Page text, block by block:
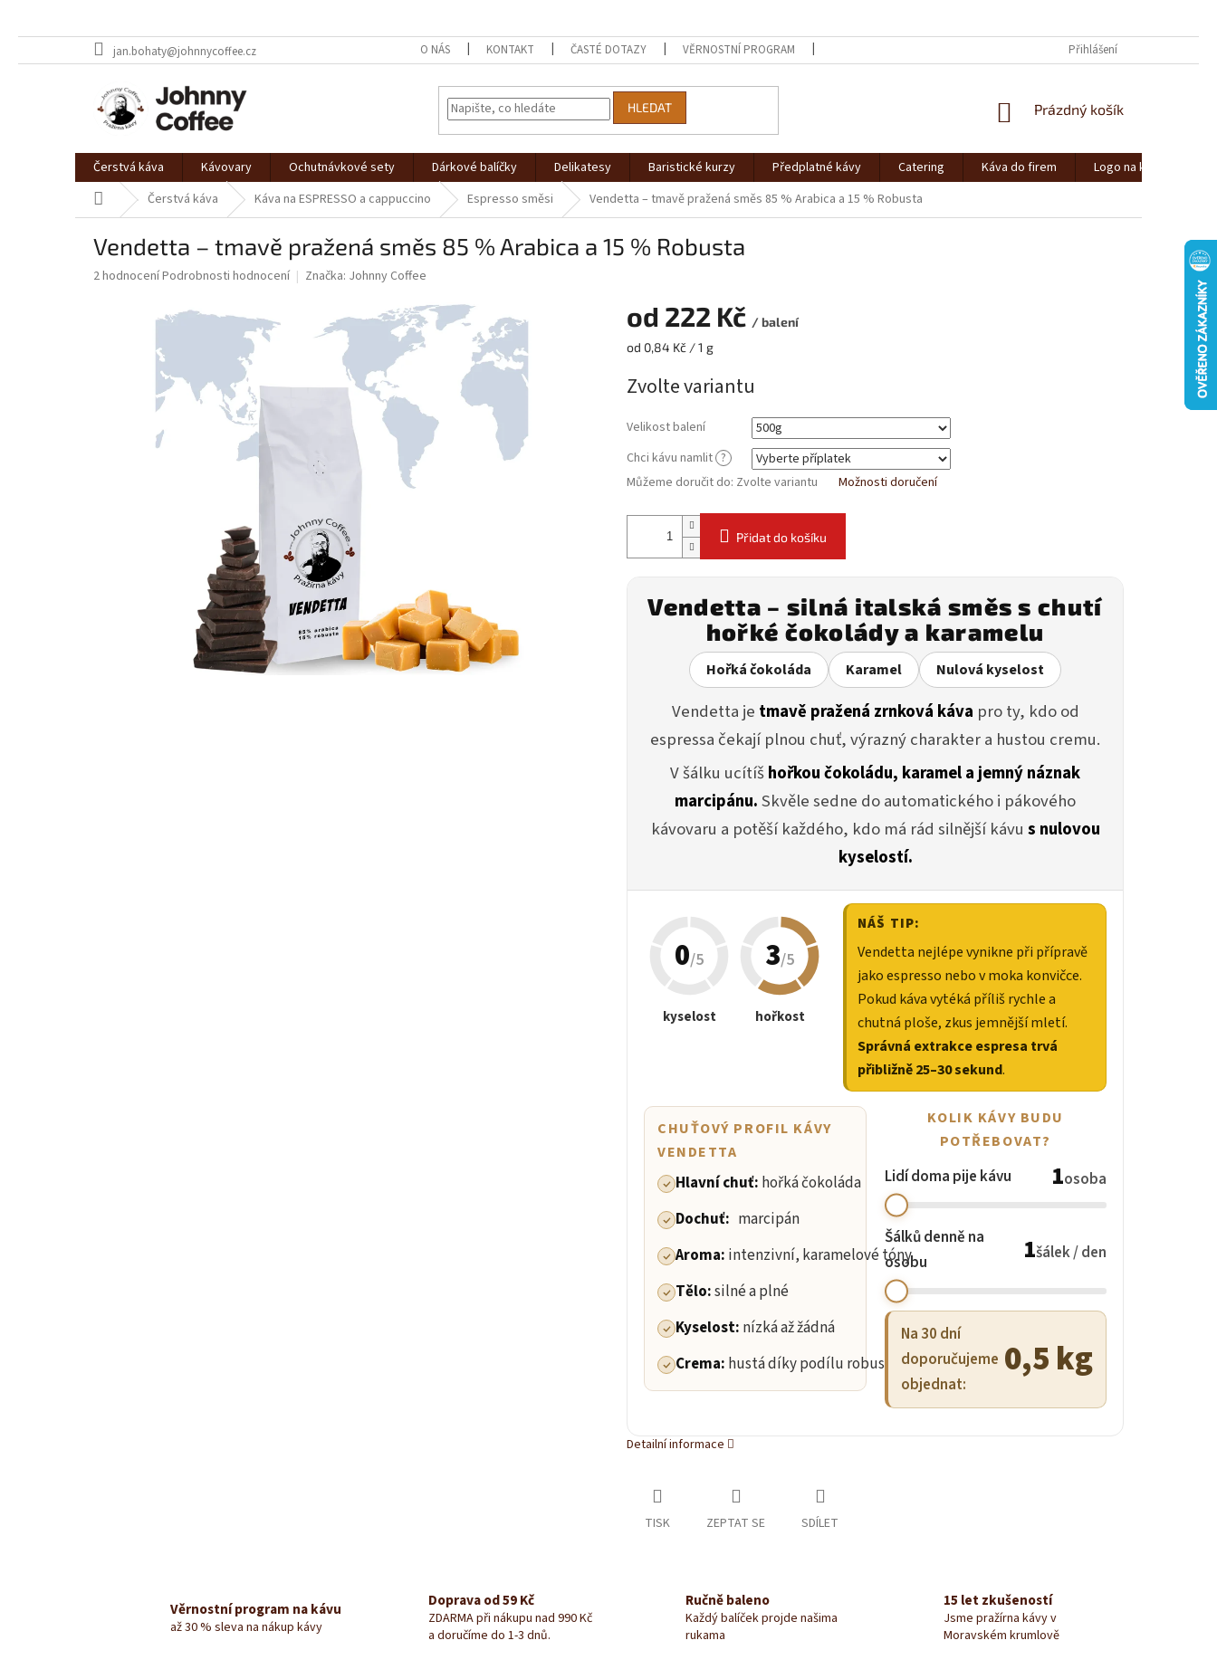
na
jan.bohaty@johnnycoffee.cz O NÁS KONTAKT ČASTÉ DOTAZY VĚRNOSTNÍ PROGRAM Přihlášení
HLEDAT
NÁKUPNÍ
Prázdný košík
Čerstvá káva Kávovary Ochutnávkové sety Dárkové balíčky Delikatesy Baristické kurzy Předplatné kávy Catering Káva do firem
Logo na kávu
Domů Čerstvá káva Káva na ESPRESSO a cappuccino Espresso směsi Vendetta – tmavě pražená směs 85 % Arabica a 15 % Robusta
Vendetta – tmavě pražená směs 85 % Arabica a 15 % Robusta
Průměrné
2 hodnoceníPodrobnosti hodnocení Značka: Johnny Coffee
od 222 Kč / balení
Měrná
od 0,84 Kč / 1 g
Zvolte variantu
Velikost balení
Chci kávu namlit ?
Můžeme doručit do: Zvolte variantu Možnosti doručení
Přidat do košíku
Vendetta – silná italská směs s chutí
hořké čokolády a karamelu
Hořká čokoláda Karamel Nulová kyselost
Vendetta je tmavě pražená zrnková káva pro ty, kdo od
espressa čekají plnou chuť, výrazný charakter a hustou cremu.
V šálku ucítíšhořkou čokoládu, karamel a jemný náznak
marcipánu.Skvěle sedne do automatického i pákového
kávovaru a potěší každého, kdo má rád silnější kávu s nulovou
kyselostí.
0/5
kyselost
3/5
hořkost
NÁŠ TIP:
Vendetta nejlépe vynikne při přípravě
jako espresso nebo v moka konvičce.
Pokud káva vytéká příliš rychle a
chutná ploše, zkus jemnější mletí.
Správná extrakce espresa trvá
přibližně 25–30 sekund.
CHUŤOVÝ PROFIL KÁVY
VENDETTA
Hlavní chuť: hořká čokoláda
Dochuť: marcipán
Aroma: intenzivní, karamelové tóny
Tělo:silné a plné
Kyselost: nízká až žádná
Crema: hustá díky podílu robusty
KOLIK KÁVY BUDU
POTŘEBOVAT?
Lidí doma pije kávu 1osoba
Šálků denně na
osobu
1šálek / den
Na 30 dní
doporučujeme
objednat:
0,5 kg
Detailní informace
TISK ZEPTAT SE SDÍLET
Věrnostní program na kávu
až 30 % sleva na nákup kávy
Doprava od 59 Kč
ZDARMA při nákupu nad 990 Kč
a doručíme do 1-3 dnů.
Ručně baleno
Každý balíček projde našima
rukama
15 let zkušeností
Jsme pražírna kávy v
Moravském krumlově